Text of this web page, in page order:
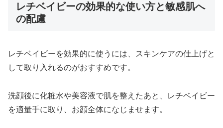
レチベイビーの効果的な使い方と敏感肌へ
の配慮
レチベイビーを効果的に使うには、スキンケアの仕上げと
して取り入れるのがおすすめです。
洗顔後に化粧水や美容液で肌を整えたあと、レチベイビー
を適量手に取り、お顔全体になじませます。